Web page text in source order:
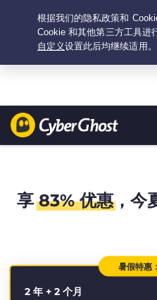
Your choice:The Best Dealfor
/
享83% 优惠，今
暑假特惠
2 年 + 2 个月